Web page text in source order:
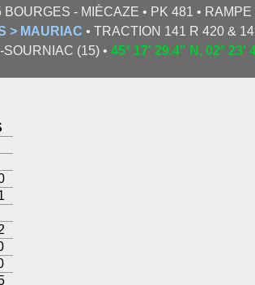
BOURGES - MIÈCAZE • PK 481 •
> MAURIAC • TRACTION 141 R 420 &
(15) • 45° 17' 29.4" N, 02° 23'